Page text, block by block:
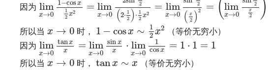
因为 lim
x→0
1−cosx
1
2 x2 = lim
x→0
2
(2⋅ 1
2 )⋅ 1
2 x2
= lim
x→0
2
( x
2 )2 = ( lim
x→0
2
x
2 )
所以当 x → 0
x 0 时， 1 − cosx ∼
1
2 x2
1 cos ∼ x 2
（等价无穷小）
因为 lim
x→0
tanx
x
= lim
x→0
sin x
x
⋅ lim
x→0
1
cosx = 1 ⋅ 1 = 1
lim x→0 tanx limx → sinx limx→0 1 cos
所以当 x → 0
x→ 0 时， tanx ∼ x
tan x∼ x
（等价无穷小）